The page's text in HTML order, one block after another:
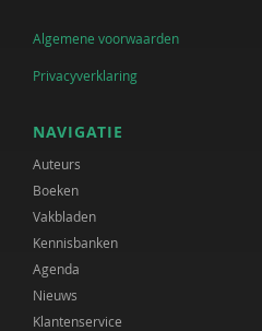
Algemene voorwaarden
Privacyverklaring
NAVIGATIE
Auteurs
Boeken
Vakbladen
Kennisbanken
Agenda
Nieuws
Klantenservice